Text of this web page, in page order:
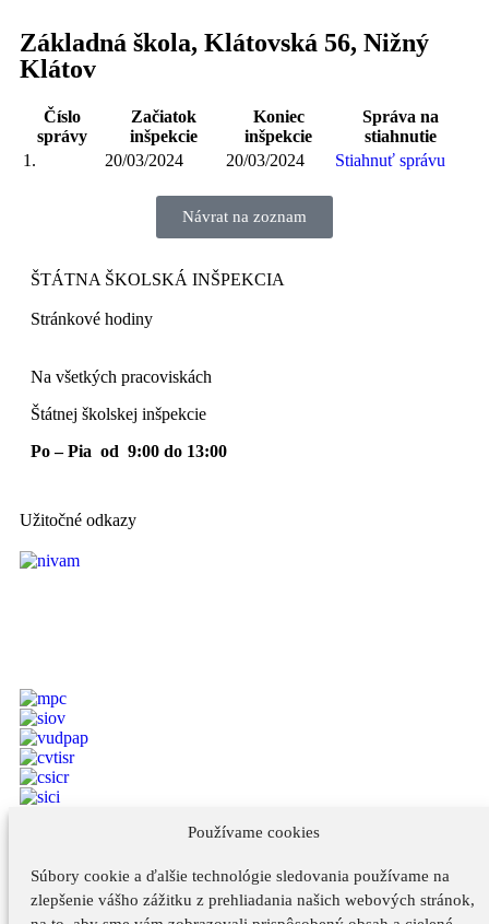
Používame cookies
Súbory cookie a ďalšie technológie sledovania používame na
zlepšenie vášho zážitku z prehliadania našich webových stránok,
Základná škola, Klátovská 56, Nižný
Klátov
Číslo
správy
Začiatok
inšpekcie
Koniec
inšpekcie
Správa na
stiahnutie
1.
20/03/2024 20/03/2024 Stiahnuť správu
Návrat na zoznam
ŠTÁTNA ŠKOLSKÁ INŠPEKCIA
Stránkové hodiny​
Na všetkých pracoviskách
Štátnej školskej inšpekcie
Po – Pia od 9:00 do 13:00
Užitočné odkazy
Vyhlásenie o prístupnosti
Vyhlásenie o cookies